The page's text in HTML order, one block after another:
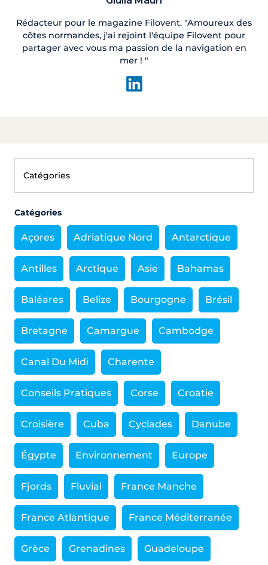
Rédacteur pour le magazine Filovent. "Amoureux des
côtes normandes, j'ai rejoint l'équipe Filovent pour
partager avec vous ma passion de la navigation en
mer ! "
Catégories
Açores Adriatique Nord Antarctique
Antilles Arctique Asie Bahamas
Baléares Belize Bourgogne Brésil
Bretagne Camargue Cambodge
Canal Du Midi Charente
Conseils Pratiques Corse Croatie
Croisière Cuba Cyclades Danube
Égypte Environnement Europe
Fjords Fluvial France Manche
France Atlantique France Méditerranée
Grèce Grenadines Guadeloupe